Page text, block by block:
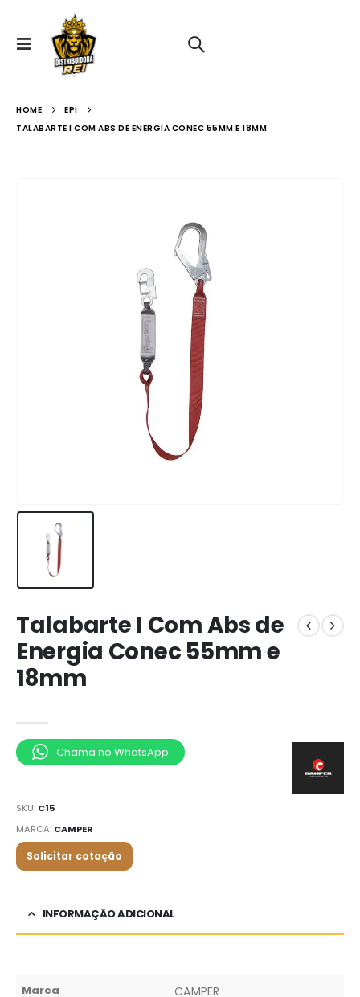
HOME
EPI
TALABARTE I COM ABS DE ENERGIA CONEC 55MM E 18MM
Talabarte I Com Abs de
Energia Conec 55mm e
18mm
Chama no WhatsApp
SKU: C15
MARCA: CAMPER
Solicitar cotação
INFORMAÇÃO ADICIONAL
Marca CAMPER